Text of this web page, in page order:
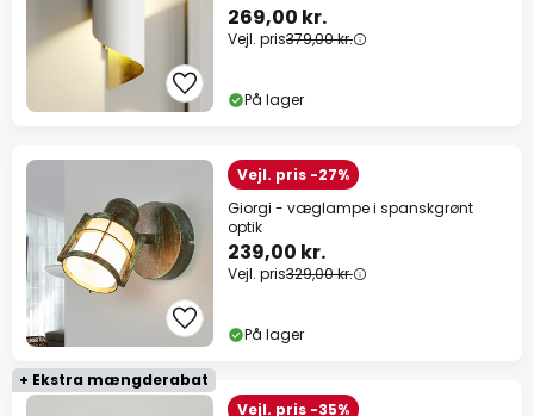
269,00 kr.
Vejl. pris379,00 kr.
På lager
Vejl. pris -27%
Giorgi - væglampe i spanskgrønt
optik
239,00 kr.
Vejl. pris329,00 kr.
På lager
+ Ekstra mængderabat
Vejl. pris -35%